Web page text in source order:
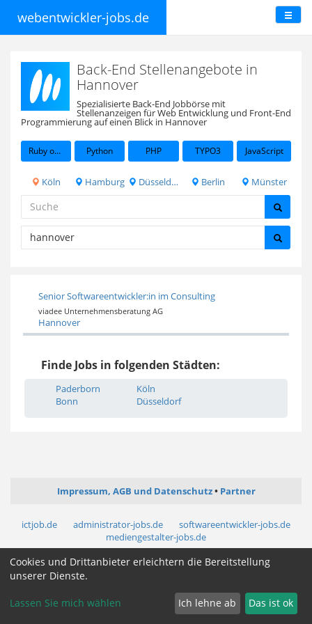
webentwickler-jobs.de
Back-End Stellenangebote in
Hannover
Spezialisierte Back-End Jobbörse mit
Stellenanzeigen für Web Entwicklung und Front-End
Programmierung auf einen Blick in Hannover
Ruby on Rails Python PHP TYPO3 JavaScript
Köln Hamburg Düsseldorf Berlin Münster
Senior Softwareentwickler:in im Consulting
viadee Unternehmensberatung AG
Hannover
Finde Jobs in folgenden Städten:
Paderborn
Bonn
Köln
Düsseldorf
Impressum, AGB und Datenschutz Partner
ictjob.de administrator-jobs.de
softwareentwickler-jobs.de
mediengestalter-jobs.de
Cookies und Drittanbieter erleichtern die Bereitstellung
unserer Dienste.
Lassen Sie mich wählen Ich lehne ab Das ist ok